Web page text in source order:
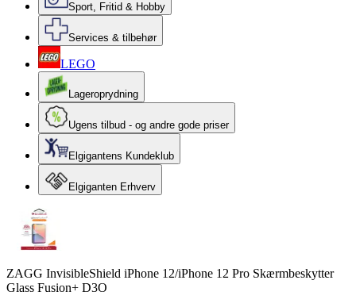
Sport, Fritid & Hobby
Services & tilbehør
LEGO
Lageroprydning
Ugens tilbud - og andre gode priser
Elgigantens Kundeklub
Elgiganten Erhverv
ZAGG InvisibleShield iPhone 12/iPhone 12 Pro Skærmbeskytter
Glass Fusion+ D3O